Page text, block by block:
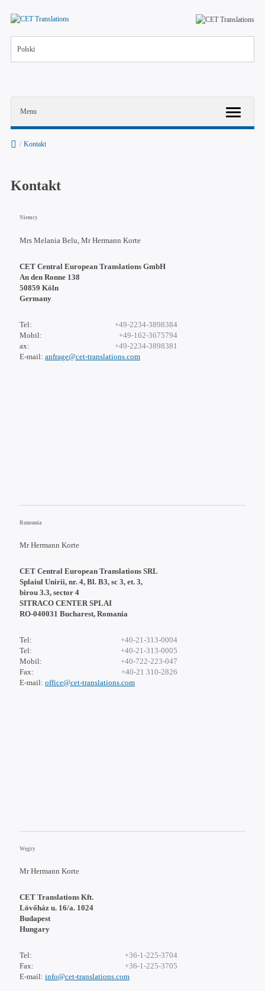
Polski
Menu
/ Kontakt
Kontakt
Niemcy
Mrs Melania Belu, Mr Hermann Korte
CET Central European Translations GmbH
An den Ronne 138
50859 Köln
Germany
+49-2234-3898384
Tel:
+49-162-3675794
Mobil:
+49-2234-3898381
ax:
E-mail: anfrage@cet-translations.com
Rumunia
Mr Hermann Korte
CET Central European Translations SRL
Splaiul Unirii, nr. 4, Bl. B3, sc 3, et. 3,
birou 3.3, sector 4
SITRACO CENTER SPLAI
RO-040031 Bucharest, Romania
+40-21-313-0004
Tel:
+40-21-313-0005
Tel:
+40-722-223-047
Mobil:
+40-21 310-2826
Fax:
E-mail: office@cet-translations.com
Węgry
Mr Hermann Korte
CET Translations Kft.
Lövőház u. 16/a. 1024
Budapest
Hungary
+36-1-225-3704
Tel:
+36-1-225-3705
Fax:
E-mail: info@cet-translations.com